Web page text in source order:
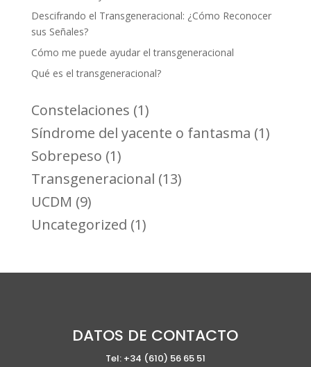
Descifrando el Transgeneracional: ¿Cómo Reconocer
sus Señales?
Cómo me puede ayudar el transgeneracional
Qué es el transgeneracional?
Constelaciones (1)
Síndrome del yacente o fantasma (1)
Sobrepeso (1)
Transgeneracional (13)
UCDM (9)
Uncategorized (1)
DATOS DE CONTACTO
Tel: +34 (610) 56 65 51